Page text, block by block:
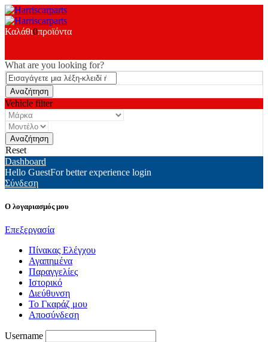
Καλάθι0προϊόντα
What are you looking for?
Vehicle filter
Reset
Dashboard
Hello GuestFor better experience login
Σύνδεση
Ο λογαριασμός μου
Επεξεργασία
Πίνακας Ελέγχου
Αγαπημένα
Παραγγελίες
Ιστορικό
Διεύθυνση
Το Γκαράζ μου
Αποσύνδεση
Username